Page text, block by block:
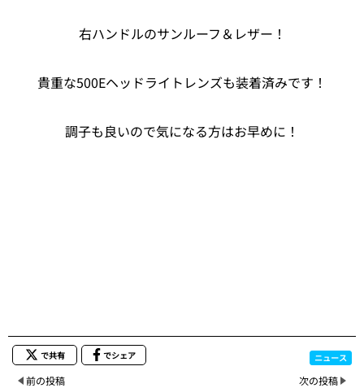
右ハンドルのサンルーフ＆レザー！
貴重な500Eヘッドライトレンズも装着済みです！
調子も良いので気になる方はお早めに！
で共有 でシェア ニュース
前の投稿 次の投稿